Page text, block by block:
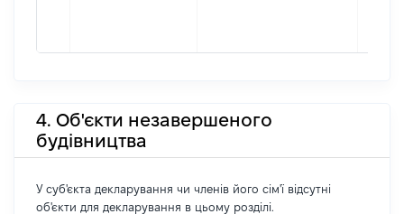
4. Об'єкти незавершеного
будівництва
У суб'єкта декларування чи членів його сім'ї відсутні
об'єкти для декларування в цьому розділі.